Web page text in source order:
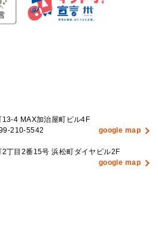
13-4 MAX加治屋町ビル4F
210-5542
google map
丁目2番15号 浜松町ダイヤビル2F
google map